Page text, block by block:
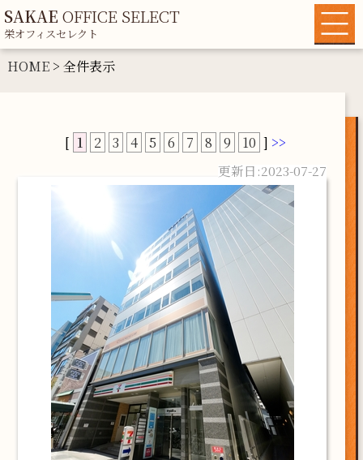
SAKAE OFFICE SELECT
栄オフィスセレクト
HOME> 全件表示
[ 1 2 3 4 5 6 7 8 9 10 ] >>
2023-07-27
HOME
各種条件から探す
運営者情報
マイリスト
お問い合わせ